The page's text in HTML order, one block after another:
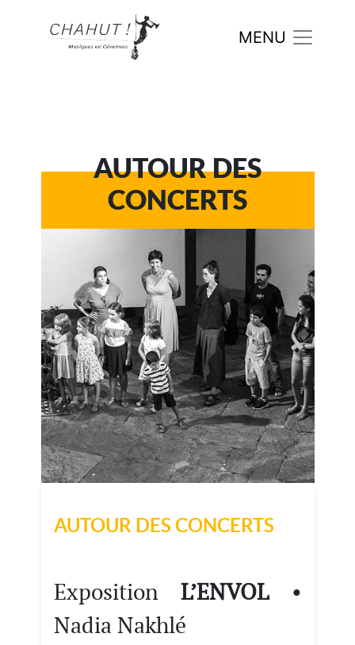
AUTOUR DES
CONCERTS
AUTOUR DES CONCERTS
Exposition L’ENVOL•
Nadia Nakhlé